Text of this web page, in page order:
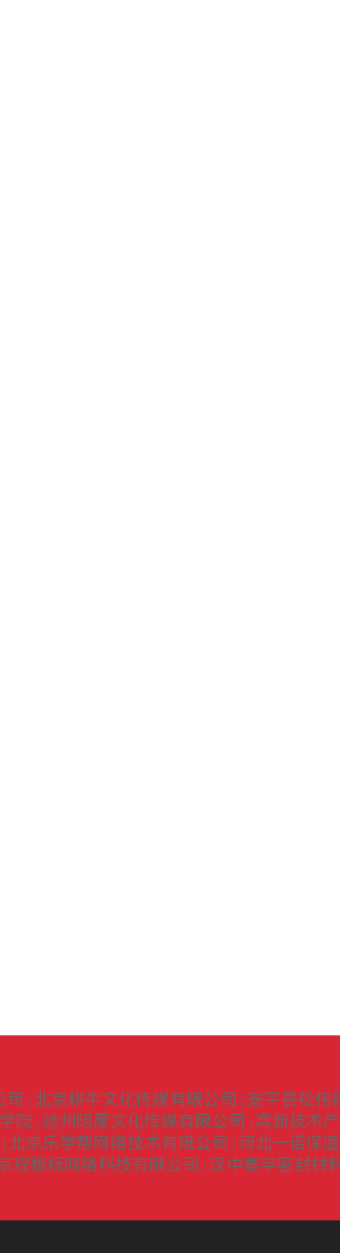
司 北京耕牛文化传媒有限公司
安平县松伟
院 赣州明度文化传媒有限公司
高新技术
北京乐学帮网络技术有限公司
河北一诺保
程极标网络科技有限公司
汉中秦宇密封材